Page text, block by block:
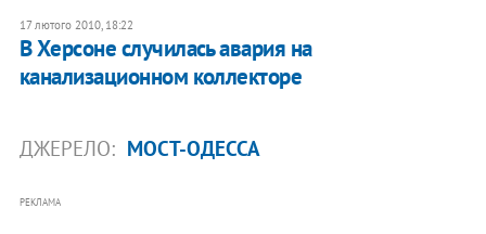
17 лютого 2010, 18:22
В Херсоне случилась авария на
канализационном коллекторе
ДЖЕРЕЛО: МОСТ-ОДЕССА
РЕКЛАМА